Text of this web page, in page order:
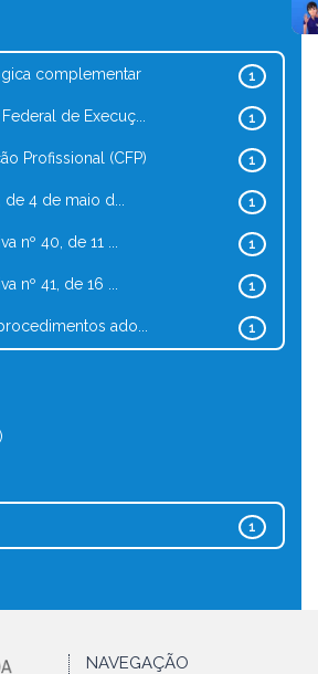
1
complementar
1
de Execuç...
1
Profissional (CFP)
1
de 4 de maio d...
1
nº 40, de 11 ...
1
nº 41, de 16 ...
1
ado...
1
NAVEGAÇÃO